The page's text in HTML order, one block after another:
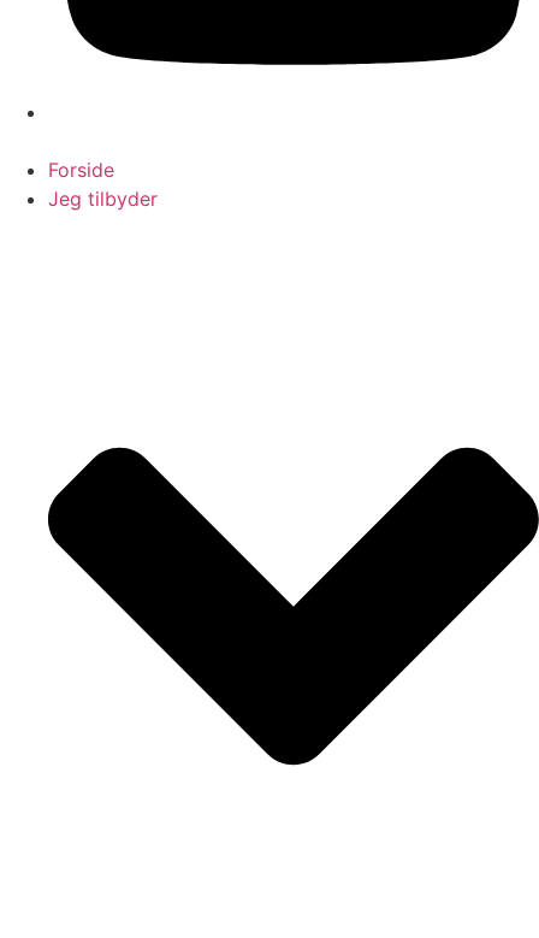
Forside
Jeg tilbyder